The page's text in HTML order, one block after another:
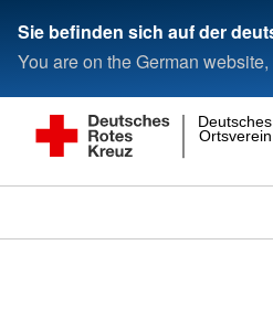
Sie befinden sich auf der
You are on the German